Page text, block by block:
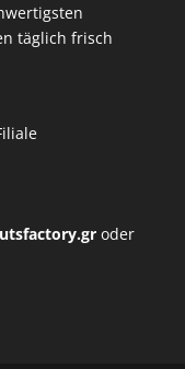
täglich frisch
oder